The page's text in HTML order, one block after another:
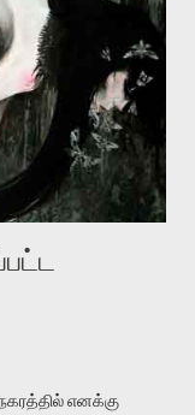
மனநிலையில் உள்ளார்.
உள்ளாகி
வெளிப்பாடு தான்”.
வரும் சில்வெஸ்டர்
எனக்கு